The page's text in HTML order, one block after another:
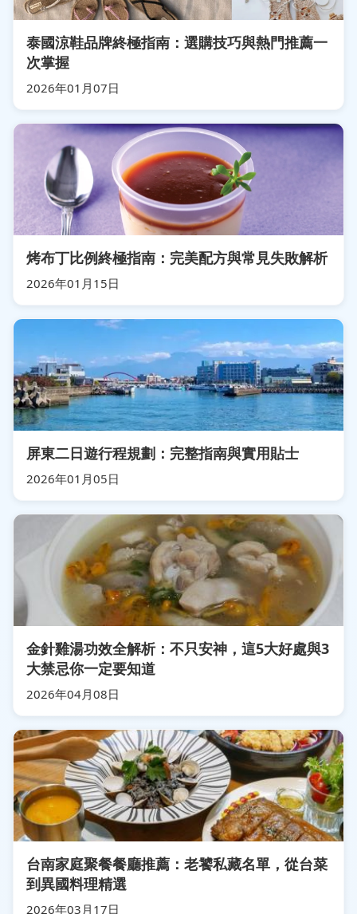
泰國涼鞋品牌終極指南：選購技巧與熱門推薦一
次掌握
2026年01月07日
烤布丁比例終極指南：完美配方與常見失敗解析
2026年01月15日
屏東二日遊行程規劃：完整指南與實用貼士
2026年01月05日
金針雞湯功效全解析：不只安神，這5大好處與3
大禁忌你一定要知道
2026年04月08日
台南家庭聚餐餐廳推薦：老饕私藏名單，從台菜
到異國料理精選
2026年03月17日